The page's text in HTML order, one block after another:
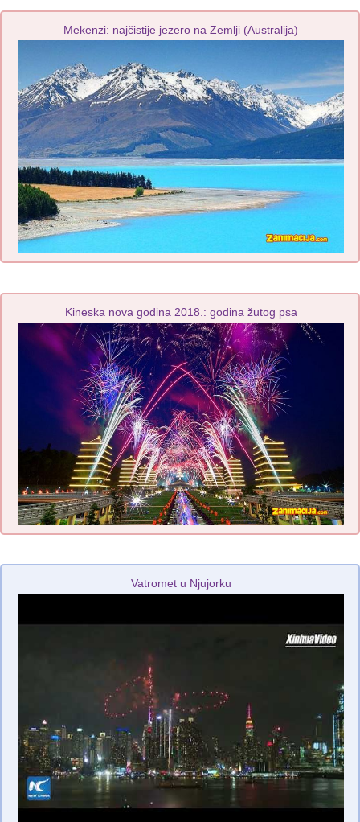
Mekenzi: najčistije jezero na Zemlji (Australija)
Kineska nova godina 2018.: godina žutog psa
Vatromet u Njujorku